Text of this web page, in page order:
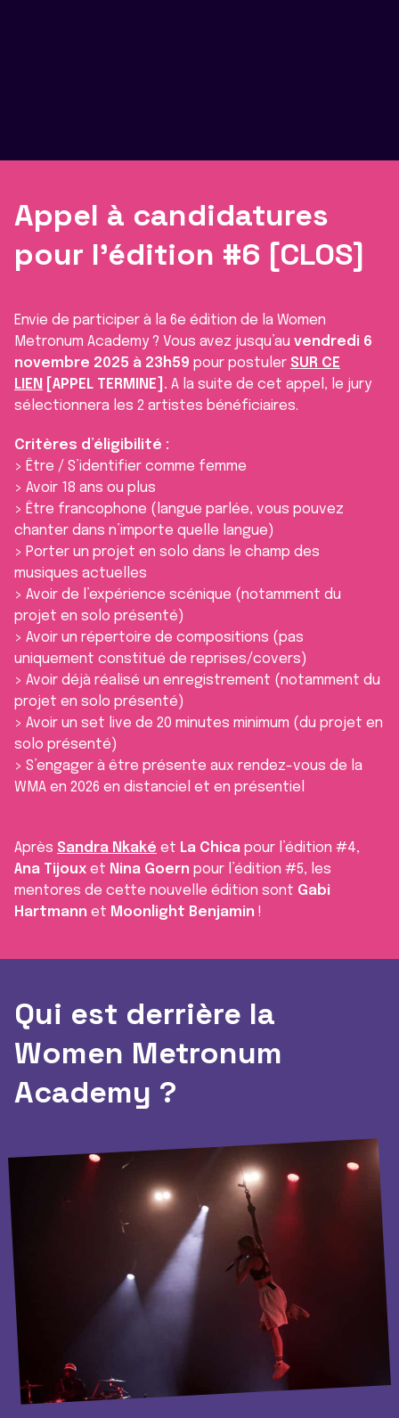
Appel à candidatures
pour l’édition #6 [CLOS]
Envie de participer à la 6e édition de la Women
Metronum Academy ? Vous avez jusqu’au vendredi 6
novembre 2025 à 23h59 pour postuler SUR CE
LIEN
[APPEL TERMINE]. A la suite de cet appel, le jury
sélectionnera les 2 artistes bénéficiaires.
Critères d’éligibilité :
> Être / S’identifier comme femme
> Avoir 18 ans ou plus
> Être francophone (langue parlée, vous pouvez
chanter dans n’importe quelle langue)
> Porter un projet en solo dans le champ des
musiques actuelles
> Avoir de l’expérience scénique (notamment du
projet en solo présenté)
> Avoir un répertoire de compositions (pas
uniquement constitué de reprises/covers)
> Avoir déjà réalisé un enregistrement (notamment du
projet en solo présenté)
> Avoir un set live de 20 minutes minimum (du projet en
solo présenté)
> S’engager à être présente aux rendez-vous de la
WMA en 2026 en distanciel et en présentiel
Après Sandra Nkaké et La Chica pour l’édition #4,
Ana Tijoux et Nina Goern pour l’édition #5, les
mentores de cette nouvelle édition sont Gabi
Hartmann et Moonlight Benjamin !
Qui est derrière la
Women Metronum
Academy ?